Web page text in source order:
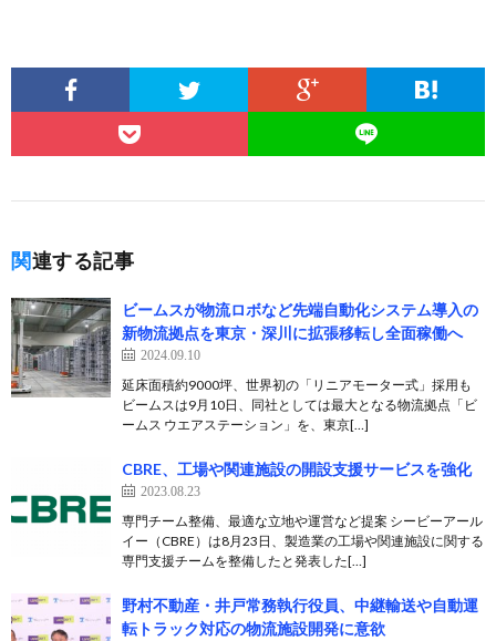
関連する記事
ビームスが物流ロボなど先端自動化システム導入の
新物流拠点を東京・深川に拡張移転し全面稼働へ
2024.09.10
延床面積約9000坪、世界初の「リニアモーター式」採用も
ビームスは9月10日、同社としては最大となる物流拠点「ビ
ームス ウエアステーション」を、東京[…]
CBRE、工場や関連施設の開設支援サービスを強化
2023.08.23
専門チーム整備、最適な立地や運営など提案 シービーアール
イー（CBRE）は8月23日、製造業の工場や関連施設に関する
専門支援チームを整備したと発表した[…]
野村不動産・井戸常務執行役員、中継輸送や自動運
転トラック対応の物流施設開発に意欲